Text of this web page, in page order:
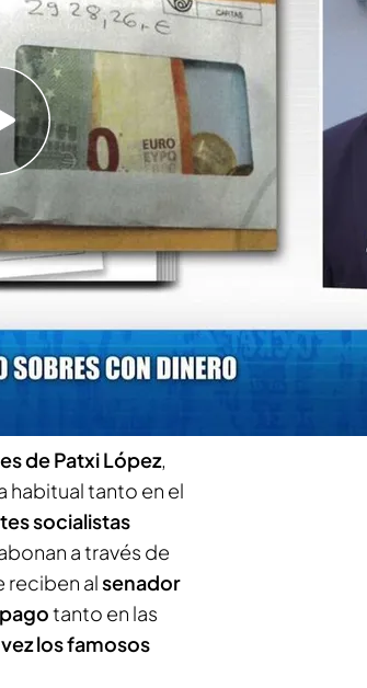
de armas a
decreto fake"
'Todo es mentira',
PSOEpues los
presunta
pagos en efectivo
de Patxi López,
habitual tanto en el
socialistas
a través de
reciben alsenador
tanto en las
los famosos